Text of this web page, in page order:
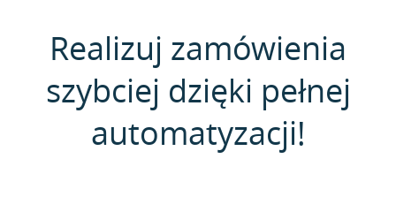
Realizuj zamówienia
szybciej dzięki pełnej
automatyzacji!